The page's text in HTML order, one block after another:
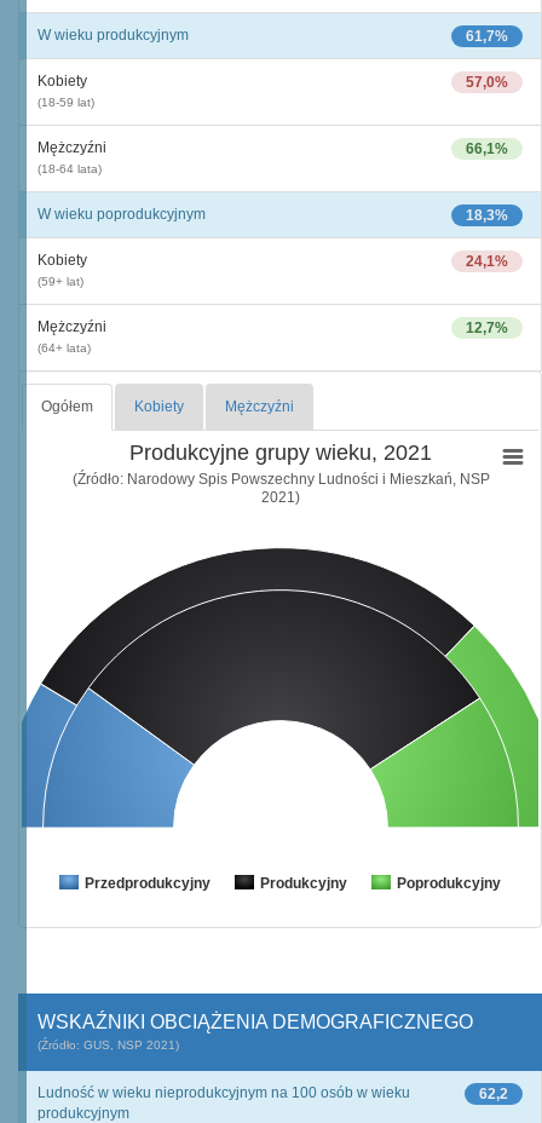
61,7%
W wieku produkcyjnym
57,0%
Kobiety
(18-59 lat)
66,1%
Mężczyźni
(18-64 lata)
18,3%
W wieku poprodukcyjnym
24,1%
Kobiety
(59+ lat)
12,7%
Mężczyźni
(64+ lata)
Ogółem Kobiety Mężczyźni
Produkcyjne grupy wieku, 2021
(Źródło: Narodowy Spis Powszechny Ludności i Mieszkań, NSP
2021)
Przedprodukcyjny Produkcyjny Poprodukcyjny
WSKAŹNIKI OBCIĄŻENIA DEMOGRAFICZNEGO
(Źródło: GUS, NSP 2021)
62,2
Ludność w wieku nieprodukcyjnym na 100 osób w wieku
produkcyjnym